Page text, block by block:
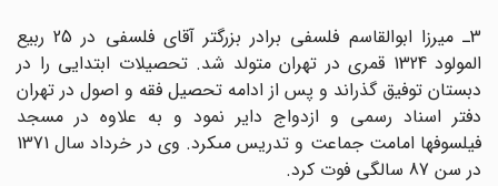
3ـ میرزا ابوالقاسم فلسفى برادر بزرگتر آقاى فلسفى در 25 ربیع
المولود 1324 قمرى در تهران متولد شد. تحصیلات ابتدایى را در
دبستان توفیق گذراند و پس از ادامه تحصیل فقه و اصول در تهران
دفتر اسناد رسمى و ازدواج دایر نمود و به علاوه در مسجد
فیلسوفها امامت جماعت و تدریس مى‏کرد. وى در خرداد سال 1371
در سن 87 سالگى فوت کرد.